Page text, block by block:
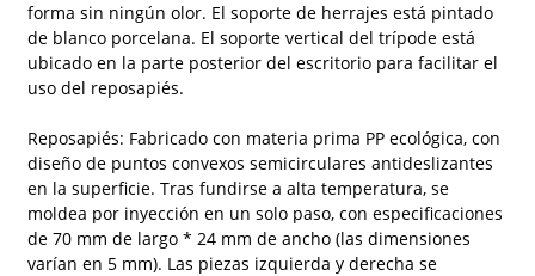
forma sin ningún olor. El soporte de herrajes está pintado
de blanco porcelana. El soporte vertical del trípode está
ubicado en la parte posterior del escritorio para facilitar el
uso del reposapiés.
Reposapiés: Fabricado con materia prima PP ecológica, con
diseño de puntos convexos semicirculares antideslizantes
en la superficie. Tras fundirse a alta temperatura, se
moldea por inyección en un solo paso, con especificaciones
de 70 mm de largo * 24 mm de ancho (las dimensiones
varían en 5 mm). Las piezas izquierda y derecha se